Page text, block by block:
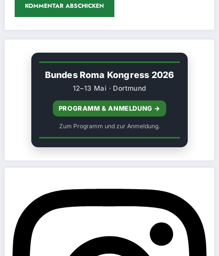
Bundes Roma Kongress 2026
12–13 Mai · Dortmund
PROGRAMM & ANMELDUNG →
Zum Programm und zur Anmeldung.